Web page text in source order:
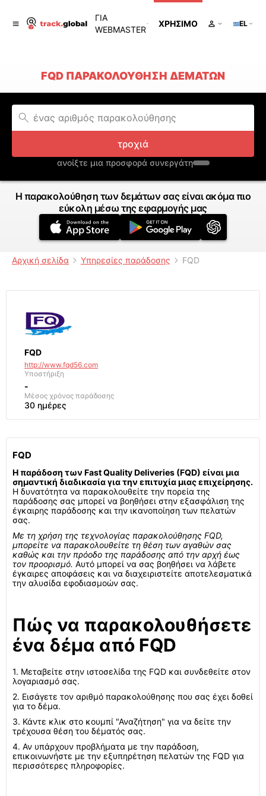
ΓΙΑ
WEBMASTER
ΧΡΉΣΙΜΟ EL
FQD ΠΑΡΑΚΟΛΟΎΘΗΣΗ ΔΕΜΆΤΩΝ
τροχιά
ανοίξτε μια προσφορά συνεργάτη
Η παρακολούθηση των δεμάτων σας είναι ακόμα πιο
εύκολη μέσω της εφαρμογής μας
Αρχική σελίδα Υπηρεσίες παράδοσης FQD
FQD
http://www.fqd56.com
Υποστήριξη
-
Μέσος χρόνος παράδοσης
30 ημέρες
FQD
Η παράδοση των Fast Quality Deliveries (FQD) είναι μια
σημαντική διαδικασία για την επιτυχία μιας επιχείρησης.
Η δυνατότητα να παρακολουθείτε την πορεία της
παράδοσης σας μπορεί να βοηθήσει στην εξασφάλιση της
έγκαιρης παράδοσης και την ικανοποίηση των πελατών
σας.
Με τη χρήση της τεχνολογίας παρακολούθησης FQD,
μπορείτε να παρακολουθείτε τη θέση των αγαθών σας
καθώς και την πρόοδο της παράδοσης από την αρχή έως
τον προορισμό. Αυτό μπορεί να σας βοηθήσει να λάβετε
έγκαιρες αποφάσεις και να διαχειριστείτε αποτελεσματικά
την αλυσίδα εφοδιασμοών σας.
Πώς να παρακολουθήσετε
ένα δέμα από FQD
1. Μεταβείτε στην ιστοσελίδα της FQD και συνδεθείτε στον
λογαριασμό σας.
2. Εισάγετε τον αριθμό παρακολούθησης που σας έχει δοθεί
για το δέμα.
3. Κάντε κλικ στο κουμπί "Αναζήτηση" για να δείτε την
τρέχουσα θέση του δέματός σας.
4. Αν υπάρχουν προβλήματα με την παράδοση,
επικοινωνήστε με την εξυπηρέτηση πελατών της FQD για
περισσότερες πληροφορίες.